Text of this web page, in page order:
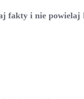
fakty i nie powielaj